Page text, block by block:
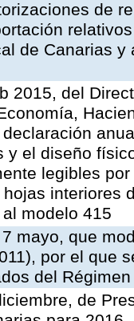
de
de Canarias
2015, del
y el diseño
legibles
interiores
modelo 415
mayo, que
por el que
del
de